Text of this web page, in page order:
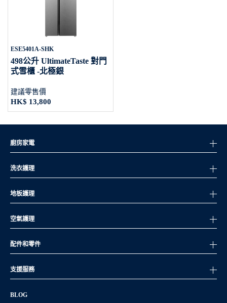
ESE5401A-SHK
498公升 UltimateTaste 對門
式雪櫃 -北極銀
建議零售價
HK$ 13,800
廚房家電
洗衣護理
地板護理
空氣護理
配件和零件
支援服務
BLOG